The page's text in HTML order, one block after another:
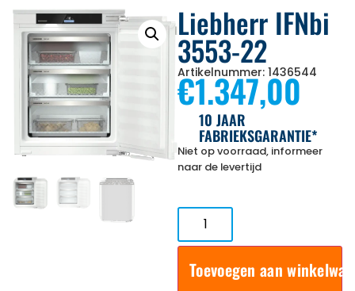
Liebherr IFNbi
3553-22
Artikelnummer: 1436544
€1.347,00
10 JAAR
FABRIEKSGARANTIE*
Niet op voorraad, informeer
naar de levertijd
Toevoegen aan